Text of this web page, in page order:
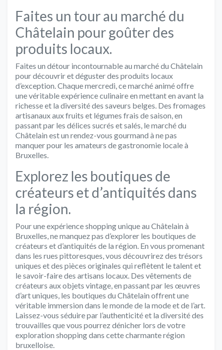
Faites un tour au marché du
Châtelain pour goûter des
produits locaux.
Faites un détour incontournable au marché du Châtelain
pour découvrir et déguster des produits locaux
d’exception. Chaque mercredi, ce marché animé offre
une véritable expérience culinaire en mettant en avant la
richesse et la diversité des saveurs belges. Des fromages
artisanaux aux fruits et légumes frais de saison, en
passant par les délices sucrés et salés, le marché du
Châtelain est un rendez-vous gourmand à ne pas
manquer pour les amateurs de gastronomie locale à
Bruxelles.
Explorez les boutiques de
créateurs et d’antiquités dans
la région.
Pour une expérience shopping unique au Châtelain à
Bruxelles, ne manquez pas d’explorer les boutiques de
créateurs et d’antiquités de la région. En vous promenant
dans les rues pittoresques, vous découvrirez des trésors
uniques et des pièces originales qui reflètent le talent et
le savoir-faire des artisans locaux. Des vêtements de
créateurs aux objets vintage, en passant par les œuvres
d’art uniques, les boutiques du Châtelain offrent une
véritable immersion dans le monde de la mode et de l’art.
Laissez-vous séduire par l’authenticité et la diversité des
trouvailles que vous pourrez dénicher lors de votre
exploration shopping dans cette charmante région
bruxelloise.